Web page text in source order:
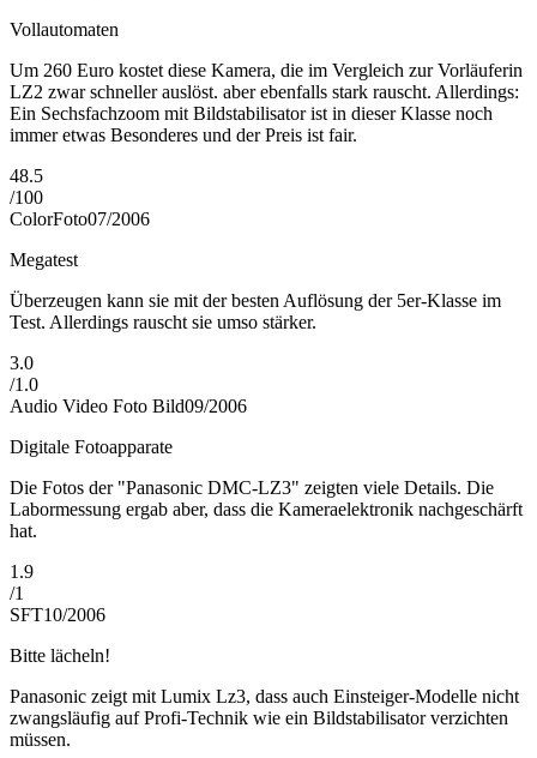
Vollautomaten
Um 260 Euro kostet diese Kamera, die im Vergleich zur Vorläuferin
LZ2 zwar schneller auslöst. aber ebenfalls stark rauscht. Allerdings:
Ein Sechsfachzoom mit Bildstabilisator ist in dieser Klasse noch
immer etwas Besonderes und der Preis ist fair.
48.5
/100
ColorFoto07/2006
Megatest
Überzeugen kann sie mit der besten Auflösung der 5er-Klasse im
Test. Allerdings rauscht sie umso stärker.
3.0
/1.0
Audio Video Foto Bild09/2006
Digitale Fotoapparate
Die Fotos der "Panasonic DMC-LZ3" zeigten viele Details. Die
Labormessung ergab aber, dass die Kameraelektronik nachgeschärft
hat.
1.9
/1
SFT10/2006
Bitte lächeln!
Panasonic zeigt mit Lumix Lz3, dass auch Einsteiger-Modelle nicht
zwangsläufig auf Profi-Technik wie ein Bildstabilisator verzichten
müssen.